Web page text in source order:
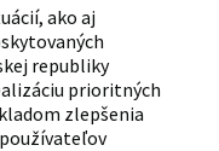
ako aj
republiky
prioritných
zlepšenia